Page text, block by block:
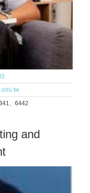
、6442
and